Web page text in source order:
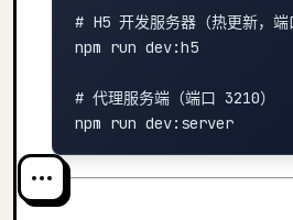
# H5 开发服务器（热更新，端
npm run dev:h5
# 代理服务端（端口 3210）